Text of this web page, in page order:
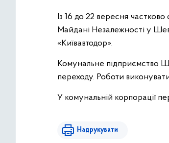
Із 16 до 22 вересня
Майдані Незалежності у
«Київавтодор».
Комунальне підприємство
переходу. Роботи
У комунальній корпорації
Надрукувати